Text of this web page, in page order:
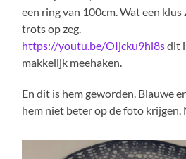
een ring van 100cm. Wat een klus
trots op zeg.
https://youtu.be/OIjcku9hl8sdit
makkelijk meehaken.
En dit is hem geworden. Blauwe
hem niet beter op de foto krijgen.